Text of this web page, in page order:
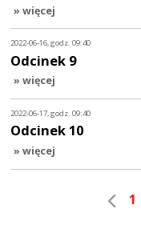
» więcej
2022-06-16, godz. 09:40
Odcinek 9
» więcej
2022-06-17, godz. 09:40
Odcinek 10
» więcej
1